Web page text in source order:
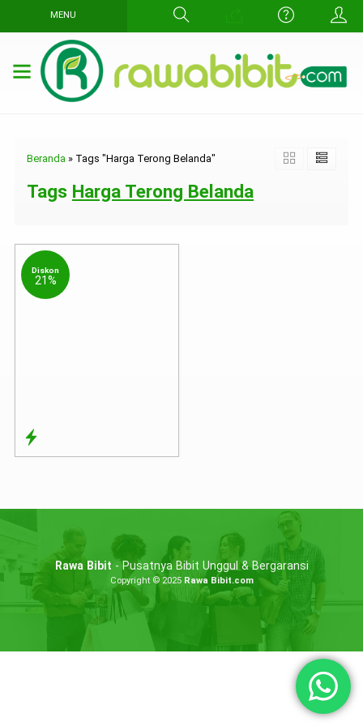
MENU
Beranda » Tags "Harga Terong Belanda"
Tags Harga Terong Belanda
Diskon
21%
Rawa Bibit - Pusatnya Bibit Unggul & Bergaransi
Copyright © 2025 Rawa Bibit.com